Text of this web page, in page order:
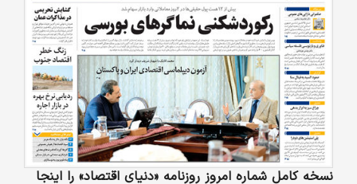
نسخه کامل شماره امروز روزنامه «دنیای‌ اقتصاد» را اینجا